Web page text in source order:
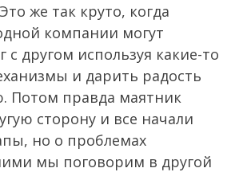
же так круто, когда
компании могут
с другом используя какие-то
и дарить радость
Потом правда маятник
сторону и все начали
но о проблемах
мы поговорим в другой